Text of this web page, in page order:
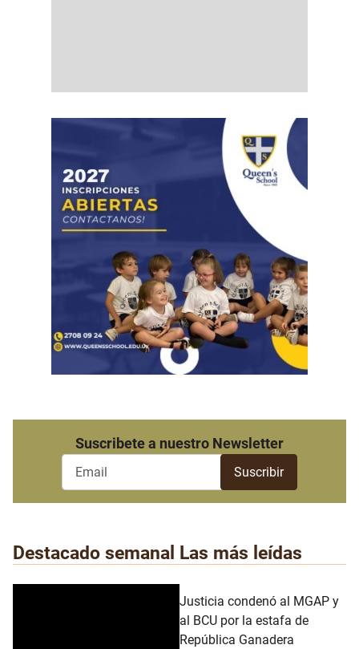
Suscribete a nuestro Newsletter
Destacado semanal Las más leídas
Justicia condenó al MGAP y
al BCU por la estafa de
República Ganadera